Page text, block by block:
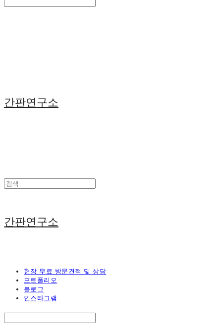
간판연구소
간판연구소
현장 무료 방문견적 및 상담
포트폴리오
블로그
인스타그램